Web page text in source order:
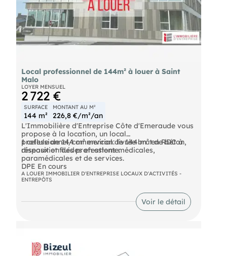
Local professionnel de 144m² à louer à Saint
Malo
LOYER MENSUEL
2 722 €
SURFACE
144 m²
MONTANT AU M²
226,8 €/m²/an
L'Immobilière d'Entreprise Côte d'Emeraude vous
propose à la location, un local
professionnel/commercial de 144 m² en RDC à
disposition des professions médicales,
paramédicales et de services.
Cette cellule neuve se situe au sein de l'extension
Saint-Malo. Cet espace offre une belle visibilité,
bénéficie d'un emplacement stratégique et est bien
1 cellule de 144 m² environ: livrée brut de béton,
réseaux et fluides en attente.
DPE En cours
A LOUER IMMOBILIER D'ENTREPRISE LOCAUX D'ACTIVITÉS -
ENTREPÔTS
Voir le détail